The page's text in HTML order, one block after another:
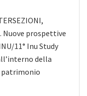
Nuove prospettive
11° Inu Study
della
patrimonio